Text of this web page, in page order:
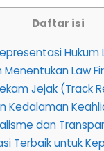
Daftar isi
Hukum
Law
Jejak (Track
Kedalaman
dan
Terbaik untuk